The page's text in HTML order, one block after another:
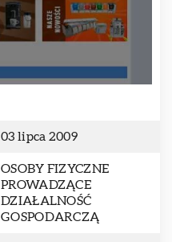
03 lipca 2009
OSOBY FIZYCZNE
PROWADZĄCE
DZIAŁALNOŚĆ
GOSPODARCZĄ